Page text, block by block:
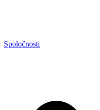
Spoločnosti